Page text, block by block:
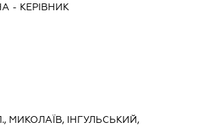
- КЕРІВНИК
МИКОЛАЇВ, ІНГУЛЬСЬКИЙ,